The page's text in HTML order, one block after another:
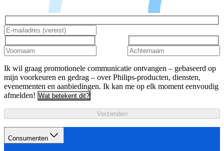
Ik wil graag promotionele communicatie ontvangen – gebaseerd op
mijn voorkeuren en gedrag – over Philips-producten, diensten,
evenementen en aanbiedingen. Ik kan me op elk moment eenvoudig
afmelden! Wat betekent dit?
Verzenden
Consumenten